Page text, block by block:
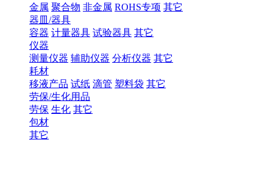
金属 聚合物 非金属 ROHS专项 其它
器皿/器具
容器 计量器具 试验器具 其它
仪器
测量仪器 辅助仪器 分析仪器 其它
耗材
移液产品 试纸 滴管 塑料袋 其它
劳保/生化用品
劳保 生化 其它
包材
其它